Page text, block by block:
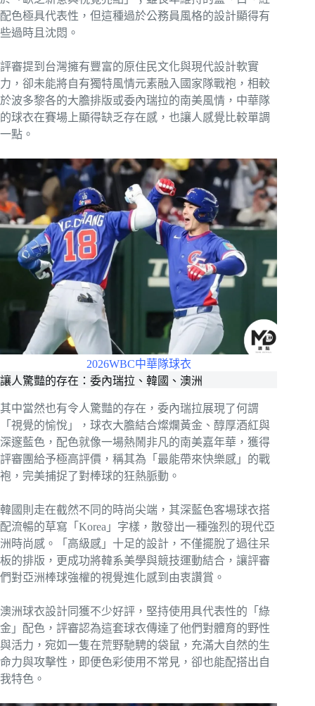
配色極具代表性，但這種過於公務員風格的設計顯得有
些過時且沈悶。
評審提到台灣擁有豐富的原住民文化與現代設計軟實
力，卻未能將自有獨特風情元素融入國家隊戰袍，相較
於波多黎各的大膽排版或委內瑞拉的南美風情，中華隊
的球衣在賽場上顯得缺乏存在感，也讓人感覺比較單調
一點。
2026WBC中華隊球衣
讓人驚豔的存在：委內瑞拉、韓國、澳洲
其中當然也有令人驚豔的存在，委內瑞拉展現了何謂
「視覺的愉悅」，球衣大膽結合燦爛黃金、醇厚酒紅與
深邃藍色，配色就像一場熱鬧非凡的南美嘉年華，獲得
評審團給予極高評價，稱其為「最能帶來快樂感」的戰
袍，完美捕捉了對棒球的狂熱脈動。
韓國則走在截然不同的時尚尖端，其深藍色客場球衣搭
配流暢的草寫「Korea」字樣，散發出一種強烈的現代亞
洲時尚感。「高級感」十足的設計，不僅擺脫了過往呆
板的排版，更成功將韓系美學與競技運動結合，讓評審
們對亞洲棒球強權的視覺進化感到由衷讚賞。
澳洲球衣設計同獲不少好評，堅持使用具代表性的「綠
金」配色，評審認為這套球衣傳達了他們對體育的野性
與活力，宛如一隻在荒野馳騁的袋鼠，充滿大自然的生
命力與攻擊性，即便色彩使用不常見，卻也能配搭出自
我特色。